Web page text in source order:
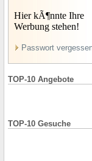
Hier kÃ¶nnte Ihre
Werbung stehen!
Passwort
TOP-10 Angebote
TOP-10 Gesuche